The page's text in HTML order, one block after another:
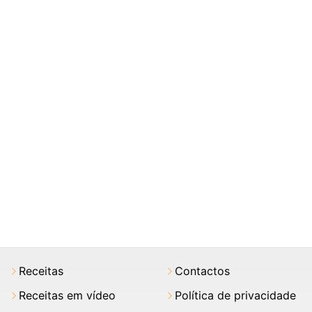
Receitas
Receitas em vídeo
Contactos
Política de privacidade